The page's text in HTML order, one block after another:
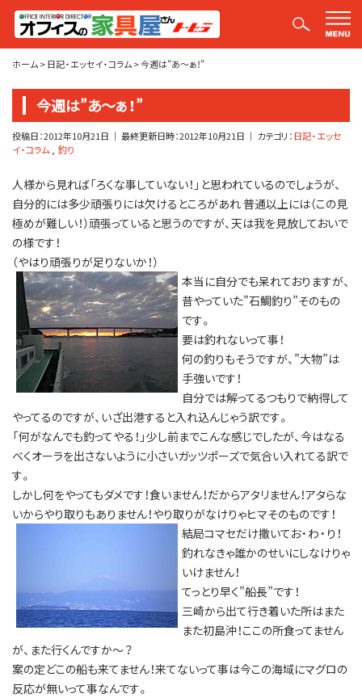
平山社長のブログ【釣りばかり日誌】
ホーム>日記・エッセイ・コラム>今週は”あ～ぁ！”
今週は”あ～ぁ！”
投稿日：2012年10月21日 ｜ 最終更新日時：2012年10月21日 ｜ カテゴリ：日記・エッセ
イ・コラム
釣り
人様から見れば「ろくな事していない！」と思われているのでしょうが、
自分的には多少頑張りには欠けるところがあれ 普通以上には（この見
極めが難しい！）頑張っていると思うのですが、天は我を見放しておいで
の様です！
（やはり頑張りが足りないか！）
本当に自分でも呆れておりますが、
昔やっていた”石鯛釣り”そのもの
です。
要は釣れないって事！
何の釣りもそうですが、”大物”は
手強いです！
自分では解ってるつもりで納得して
やってるのですが、いざ出港すると入れ込んじゃう訳です。
「何がなんでも釣ってやる！」少し前までこんな感じでしたが、今はなる
べくオーラを出さないように小さいガッツポーズで気合い入れてる訳で
す。
しかし何をやってもダメです！食いません！だからアタリません！アタらな
いからやり取りもありません！やり取りがなけりゃヒマそのものです！
結局コマセだけ撒いてお・わ・り！
釣れなきゃ誰かのせいにしなけりゃ
いけません！
てっとり早く”船長”です！
三崎から出て行き着いた所はまた
また初島沖！ここの所食ってません
が、また行くんですか～？
案の定どこの船も来てません！来てないって事は今この海域にマグロの
反応が無いって事なんです。